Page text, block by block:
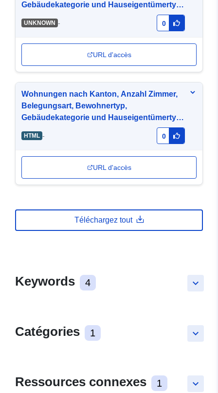
Gebäudekategorie und Hauseigentümertyp,
UNKNOWN - 0
URL d'accès
Wohnungen nach Kanton, Anzahl Zimmer,
Belegungsart, Bewohnertyp,
Gebäudekategorie und Hauseigentümertyp,
HTML - 0
URL d'accès
Téléchargez tout
keyboard_arrow_down
Keywords 4
keyboard_arrow_down
Catégories 1
keyboard_arrow_down
Ressources connexes 1